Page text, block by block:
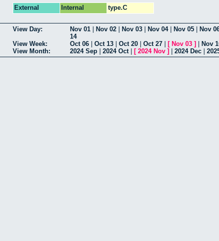
External
Internal type.C
View Day: Nov 01 Nov 02 Nov 03 Nov 04| Nov 05
Nov
14
View Week:
Oct 06 Oct 13 Oct 20 Oct 27 [ Nov 03 ]
Nov
View Month:
2024 Sep 2024 Oct [ 2024 Nov ] 2024 Dec